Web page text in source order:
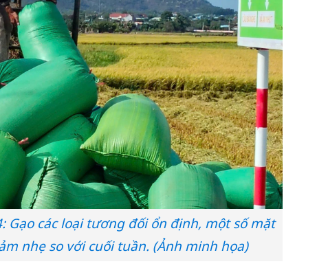
Gạo các loại tương đối ổn định, một số mặt
nhẹ so với cuối tuần. (Ảnh minh họa)